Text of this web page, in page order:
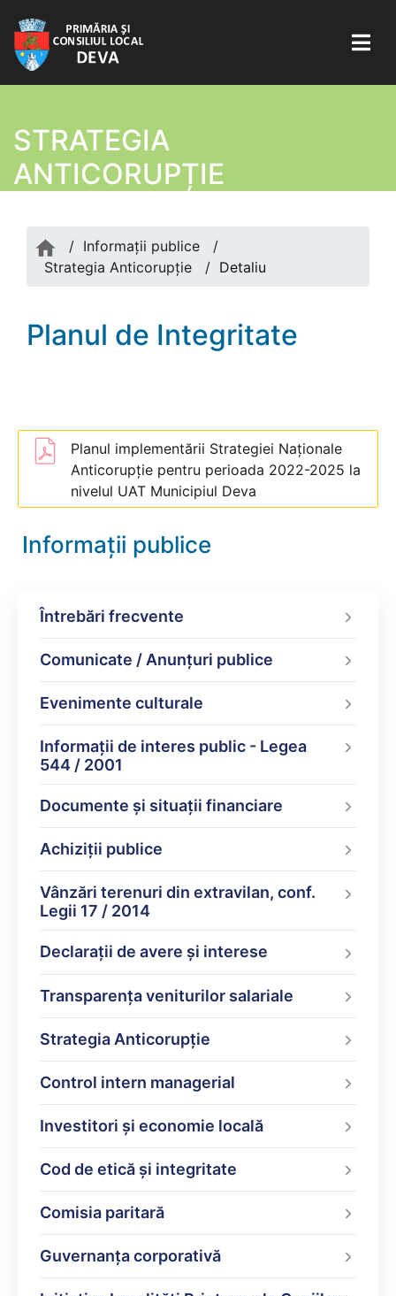
STRATEGIA
ANTICORUPȚIE
/ Informații publice
/
Strategia Anticorupție
/ Detaliu
Planul de Integritate
Planul implementării Strategiei Naționale
Anticorupție pentru perioada 2022-2025 la
nivelul UAT Municipiul Deva
Informații publice
Întrebări frecvente
Comunicate / Anunțuri publice
Evenimente culturale
Informații de interes public - Legea
544 / 2001
Documente şi situaţii financiare
Achiziții publice
Vânzări terenuri din extravilan, conf.
Legii 17 / 2014
Declarații de avere şi interese
Transparența veniturilor salariale
Strategia Anticorupție
Control intern managerial
Investitori și economie locală
Cod de etică și integritate
Comisia paritară
Guvernanța corporativă